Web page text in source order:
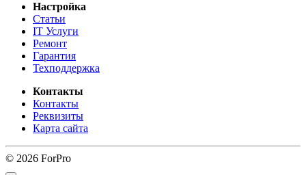
Настройка
Статьи
IT Услуги
Ремонт
Гарантия
Техподдержка
Контакты
Контакты
Реквизиты
Карта сайта
© 2026 ForPro